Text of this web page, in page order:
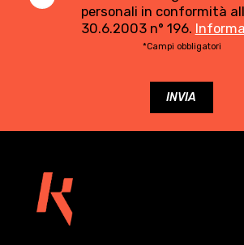
personali in conformità
30.6.2003 n° 196.
*Campi obbligatori